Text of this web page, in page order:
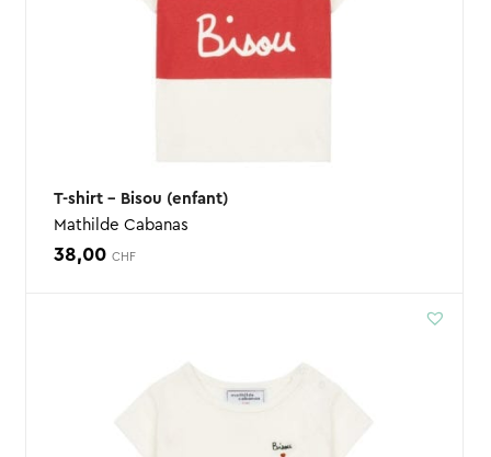
T-shirt – Bisou (enfant)
Mathilde Cabanas
38,00 CHF